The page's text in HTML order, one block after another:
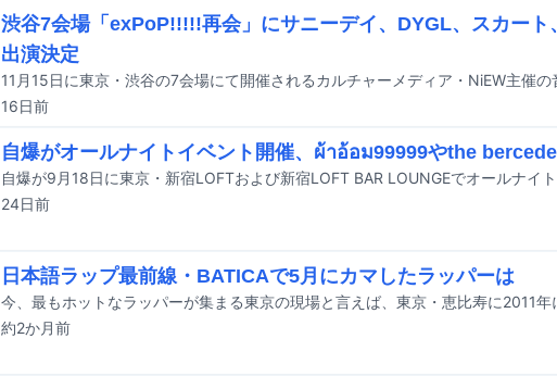
渋谷7会場「exPoP!!!!!再会」にサニーデイ、DYGL、スカート
出演決定
16日前
自爆がオールナイトイベント開催、ผ้าอ้อม99999やthe
24日前
日本語ラップ最前線・BATICAで5月にカマしたラッパーは
約2か月前